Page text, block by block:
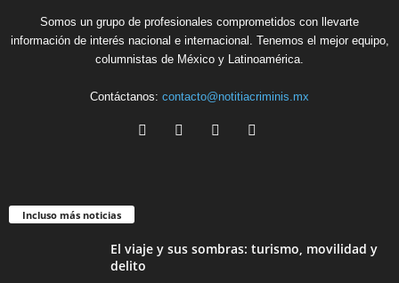
Somos un grupo de profesionales comprometidos con llevarte
información de interés nacional e internacional. Tenemos el mejor equipo,
columnistas de México y Latinoamérica.
Contáctanos: contacto@notitiacriminis.mx
Incluso más noticias
El viaje y sus sombras: turismo, movilidad y
delito